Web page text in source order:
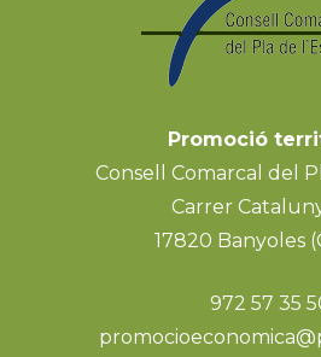
Promoció
Consell Comarcal del
Carrer
17820 Banyoles
972 57 35